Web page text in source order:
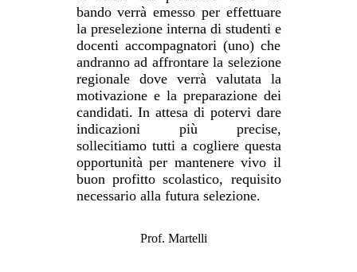
bando verrà emesso per effettuare
la preselezione interna di studenti e
docenti accompagnatori (uno) che
andranno ad affrontare la selezione
regionale dove verrà valutata la
motivazione e la preparazione dei
candidati. In attesa di potervi dare
indicazioni più precise,
sollecitiamo tutti a cogliere questa
opportunità per mantenere vivo il
buon profitto scolastico, requisito
necessario alla futura selezione.
Prof. Martelli